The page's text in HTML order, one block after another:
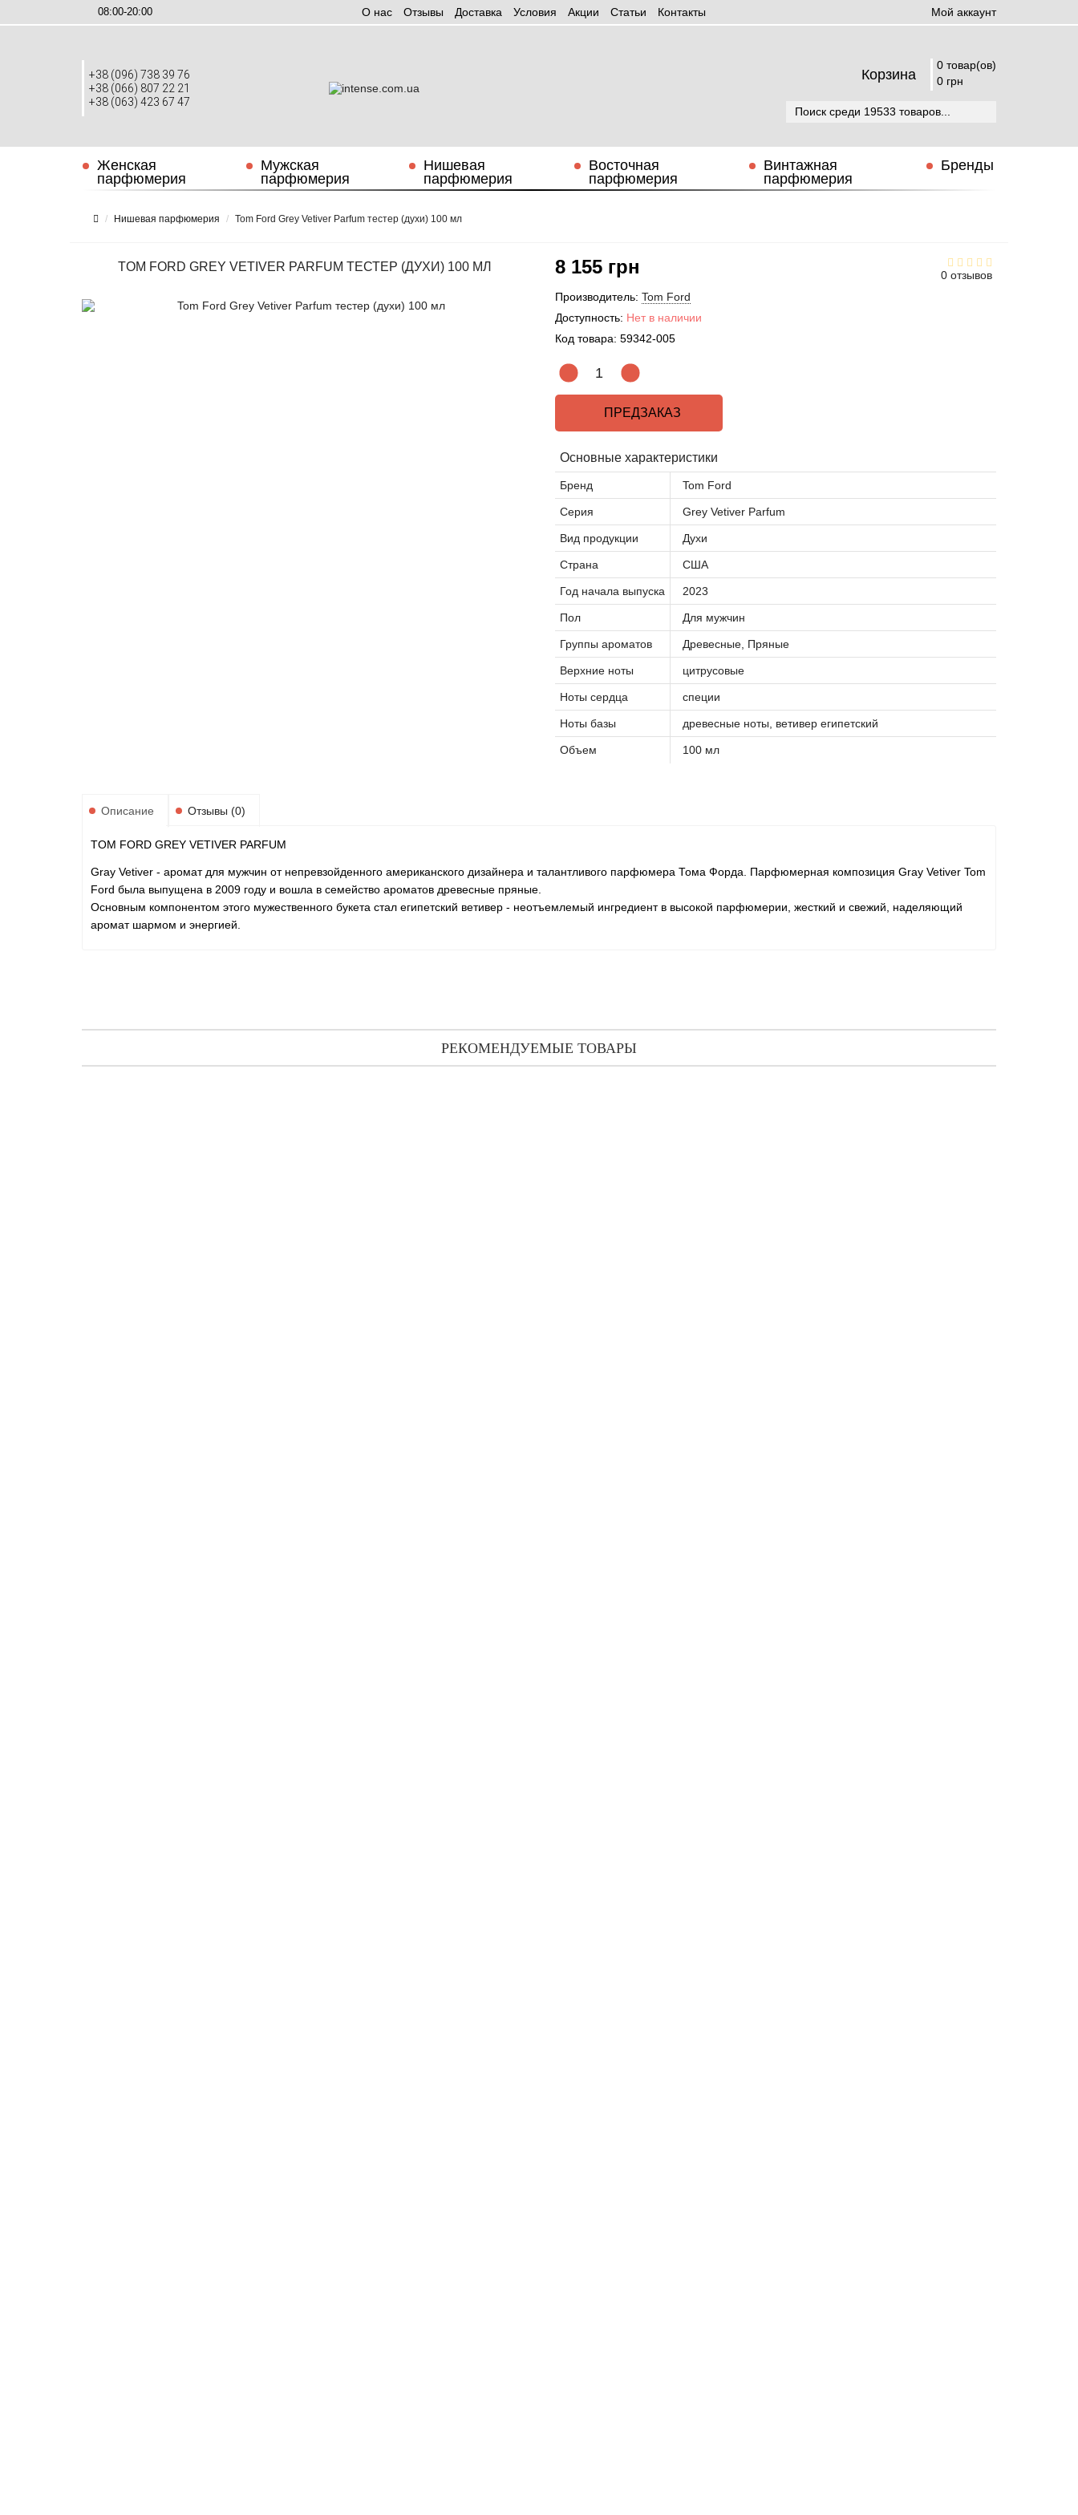
08:00-20:00 О нас Отзывы Доставка Условия Aкции Статьи Контакты Мой аккаунт
+38 (096) 738 39 76
+38 (066) 807 22 21
+38 (063) 423 67 47
Корзина
0 товар(ов)
0 грн
Женская
парфюмерия
Мужская
парфюмерия
Нишевая
парфюмерия
Восточная
парфюмерия
Винтажная
парфюмерия
Бренды
Нишевая парфюмерия Tom Ford Grey Vetiver Parfum тестер (духи) 100 мл
TOM FORD GREY VETIVER PARFUM ТЕСТЕР (ДУХИ) 100 МЛ
0 отзывов
8 155 грн
Производитель: Tom Ford
Доступность: Нет в наличии
Код товара: 59342-005
ПРЕДЗАКАЗ
Основные характеристики
Бренд Tom Ford
Серия Grey Vetiver Parfum
Вид продукции Духи
Страна США
Год начала выпуска 2023
Пол Для мужчин
Группы ароматов Древесные, Пряные
Верхние ноты цитрусовые
Ноты сердца специи
Ноты базы древесные ноты, ветивер египетский
Объем 100 мл
Описание Отзывы (0)
TOM FORD GREY VETIVER PARFUM
Gray Vetiver - аромат для мужчин от непревзойденного американского дизайнера и талантливого парфюмера Тома Форда. Парфюмерная композиция Gray Vetiver Tom
Ford была выпущена в 2009 году и вошла в семейство ароматов древесные пряные.
Основным компонентом этого мужественного букета стал египетский ветивер - неотъемлемый ингредиент в высокой парфюмерии, жесткий и свежий, наделяющий
аромат шармом и энергией.
РЕКОМЕНДУЕМЫЕ ТОВАРЫ